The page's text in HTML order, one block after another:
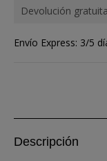
Devolución
Envío Express: 3/5
Descripción